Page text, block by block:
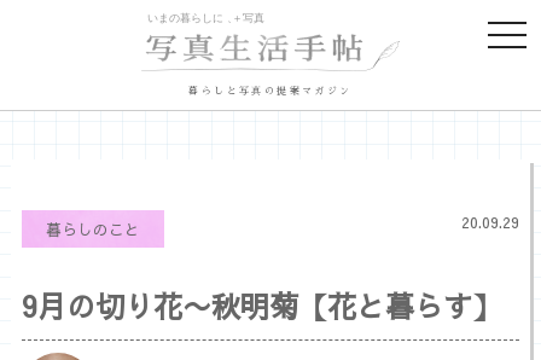
暮らしと写真の提案マガジン
暮らしのこと 20.09.29
9月の切り花〜秋明菊【花と暮らす】